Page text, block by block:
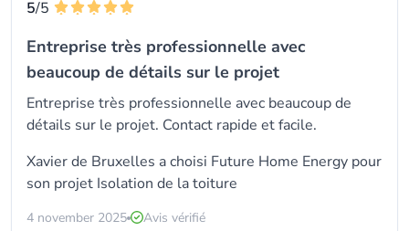
5/5
Entreprise très professionnelle avec
beaucoup de détails sur le projet
Entreprise très professionnelle avec beaucoup de
détails sur le projet. Contact rapide et facile.
Xavier de Bruxelles a choisi Future Home Energy pour
son projet Isolation de la toiture
4 november 2025 Avis vérifié